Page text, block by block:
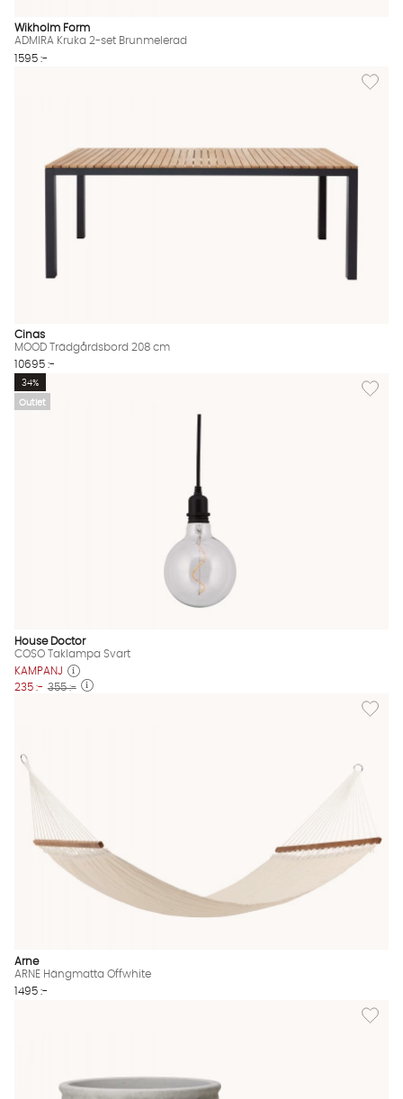
Wikholm Form
ADMIRA Kruka 2-set Brunmelerad
1595 :-
Lägg
Cinas
MOOD Trädgårdsbord 208 cm
10695 :-
Outlet
Lägg
34%
House Doctor
COSO Taklampa Svart
KAMPANJ
235 :- 355 :-
Lägg
Arne
ARNE Hängmatta Offwhite
1495 :-
Lägg